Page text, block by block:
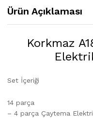
Ürün Açıklaması
Korkmaz
Set İçeriği
14 parça
– 4 parça Çaytema